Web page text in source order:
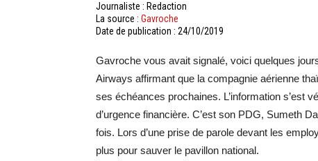
Journaliste : Redaction
La source : Gavroche
Date de publication : 24/10/2019
Gavroche vous avait signalé, voici quelques
Airways affirmant que la compagnie aérienne
ses échéances prochaines. L’information s’est
d’urgence financière. C’est son PDG, Sumeth
fois. Lors d’une prise de parole devant les
plus pour sauver le pavillon national.